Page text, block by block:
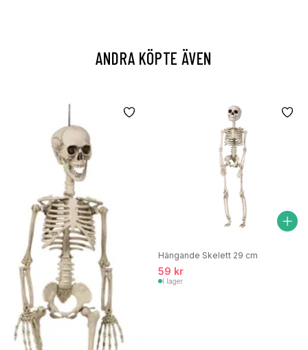
ANDRA KÖPTE ÄVEN
Hängande Skelett 29 cm
59 kr
I lager